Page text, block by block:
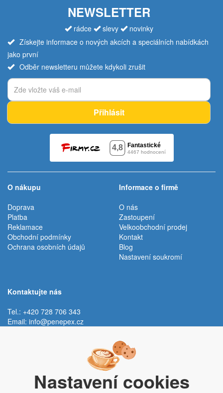
NEWSLETTER
rádce slevy
novinky
Získejte informace o nových akcích a speciálních nabídkách
jako první
Odběr newsletteru můžete kdykoli zrušit
Přihlásit
O nákupu
Doprava
Platba
Reklamace
Obchodní podmínky
Ochrana osobních údajů
Informace o firmě
O nás
Zastoupení
Velkoobchodní prodej
Kontakt
Blog
Nastavení soukromí
Kontaktujte nás
Tel.: +420 728 706 343
Email: info@penepex.cz
Trávník 2076, 686 03 Staré Město
Nastavení cookies